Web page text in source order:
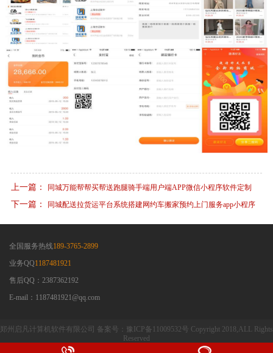
上一篇： 同城万能帮帮买帮送跑腿骑手端用户端APP微信小程序软件定制
下一篇： 同城配送拉货运平台系统搭建网约车搬家预约上门服务app小程序
全国服务热线189-3765-2899
业务QQ1187481921
售后QQ：2387362192
E-mail：1187481921@qq.com
郑州启凡计算机软件有限公司 备案号：豫ICP备11009532号 Copyright 2018,ALL Rights
Reserved